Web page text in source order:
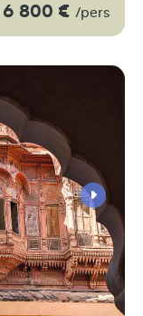
6 800 € /pers